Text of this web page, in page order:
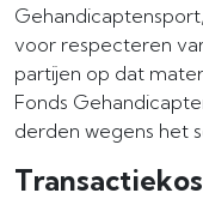
voor respecteren
partijen op dat
Fonds
derden wegens het